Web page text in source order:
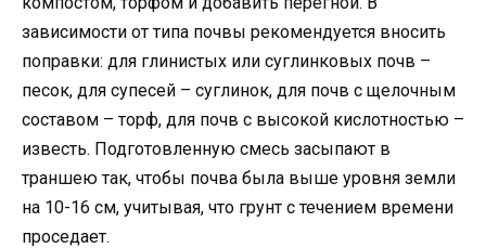
зависимости от типа почвы рекомендуется вносить
поправки: для глинистых или суглинковых почв –
песок, для супесей – суглинок, для почв с щелочным
составом – торф, для почв с высокой кислотностью –
известь. Подготовленную смесь засыпают в
траншею так, чтобы почва была выше уровня земли
на 10-16 см, учитывая, что грунт с течением времени
проседает.